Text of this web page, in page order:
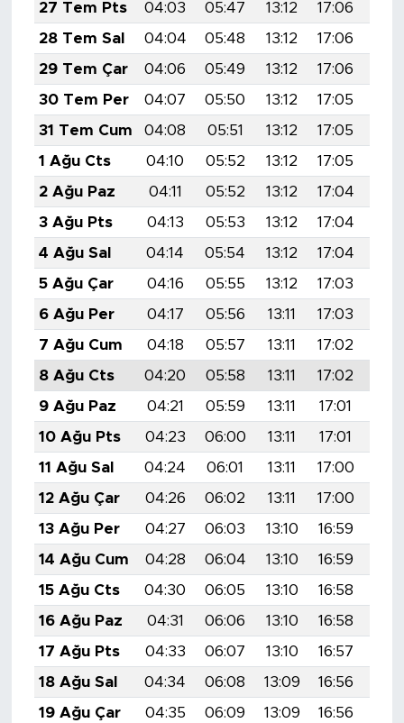
27 Tem Pts
04:03 05:47 13:12 17:06
28 Tem Sal
04:04 05:48 13:12 17:06
29 Tem Çar
04:06 05:49 13:12 17:06
30 Tem Per
04:07 05:50 13:12 17:05
31 Tem Cum
04:08 05:51 13:12 17:05
1 Ağu Cts
04:10 05:52 13:12 17:05
2 Ağu Paz
04:11 05:52 13:12 17:04
3 Ağu Pts
04:13 05:53 13:12 17:04
4 Ağu Sal
04:14 05:54 13:12 17:04
5 Ağu Çar
04:16 05:55 13:12 17:03
6 Ağu Per
04:17 05:56 13:11 17:03
7 Ağu Cum
04:18 05:57 13:11 17:02
8 Ağu Cts
04:20 05:58 13:11 17:02
9 Ağu Paz
04:21 05:59 13:11 17:01
10 Ağu Pts
04:23 06:00 13:11 17:01
11 Ağu Sal
04:24 06:01 13:11 17:00
12 Ağu Çar
04:26 06:02 13:11 17:00
13 Ağu Per
04:27 06:03 13:10 16:59
14 Ağu Cum
04:28 06:04 13:10 16:59
15 Ağu Cts
04:30 06:05 13:10 16:58
16 Ağu Paz
04:31 06:06 13:10 16:58
17 Ağu Pts
04:33 06:07 13:10 16:57
18 Ağu Sal
04:34 06:08 13:09 16:56
19 Ağu Çar
04:35 06:09 13:09 16:56